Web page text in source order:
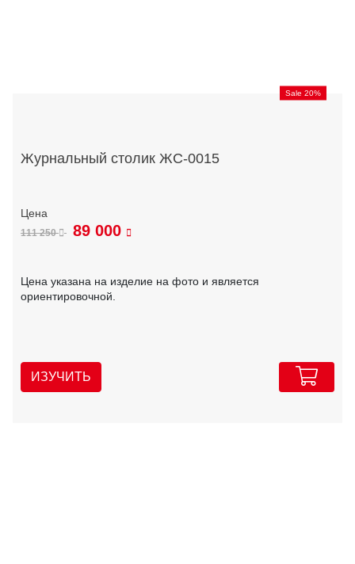
Sale 20%
Журнальный столик ЖС-0015
111 250 89 000
Цена указана на изделие на фото и является
ориентировочной.
ИЗУЧИТЬ